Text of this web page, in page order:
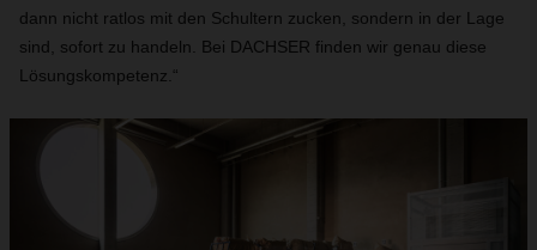
dann nicht ratlos mit den Schultern zucken, sondern in der Lage
sind, sofort zu handeln. Bei DACHSER finden wir genau diese
Lösungskompetenz.“